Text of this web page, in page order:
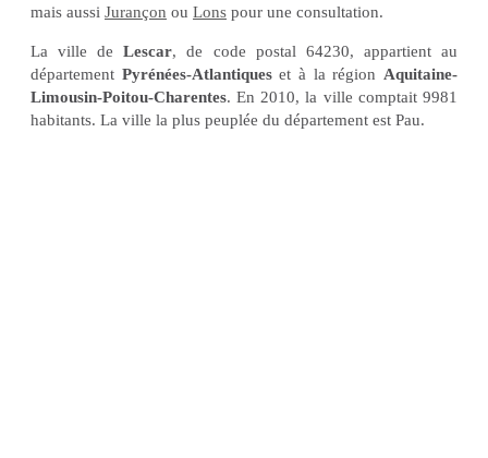
mais aussi Jurançon ou Lons pour une consultation.
La ville deLescar, de code postal 64230, appartient au
département Pyrénées-Atlantiqueset à la régionAquitaine-
Limousin-Poitou-Charentes. En 2010, la ville comptait 9981
habitants. La ville la plus peuplée du département est Pau.